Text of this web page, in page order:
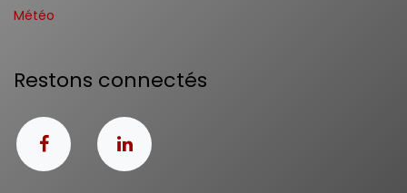
Météo
Restons connectés